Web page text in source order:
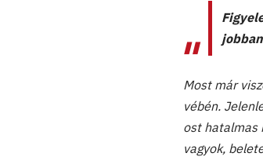
Most már
vébén.
ost hatalmas
vagyok,